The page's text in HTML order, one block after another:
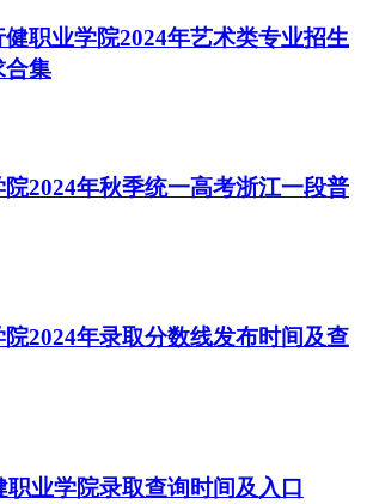
健职业学院2024年艺术类专业招生
合集
2024年秋季统一高考浙江一段普
2024年录取分数线发布时间及查
职业学院录取查询时间及入口